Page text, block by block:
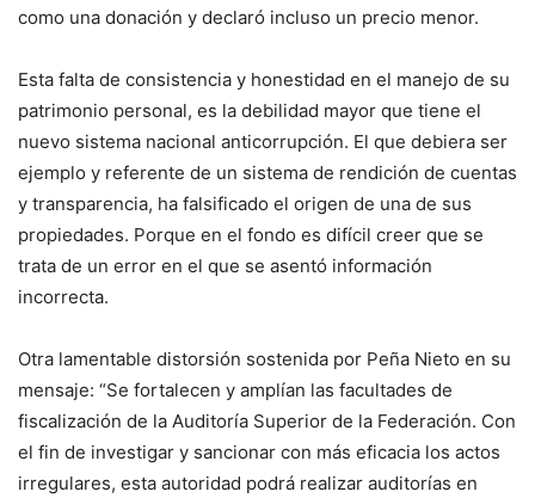
como una donación y declaró incluso un precio menor.
Esta falta de consistencia y honestidad en el manejo de su
patrimonio personal, es la debilidad mayor que tiene el
nuevo sistema nacional anticorrupción. El que debiera ser
ejemplo y referente de un sistema de rendición de cuentas
y transparencia, ha falsificado el origen de una de sus
propiedades. Porque en el fondo es difícil creer que se
trata de un error en el que se asentó información
incorrecta.
Otra lamentable distorsión sostenida por Peña Nieto en su
mensaje: “Se fortalecen y amplían las facultades de
fiscalización de la Auditoría Superior de la Federación. Con
el fin de investigar y sancionar con más eficacia los actos
irregulares, esta autoridad podrá realizar auditorías en